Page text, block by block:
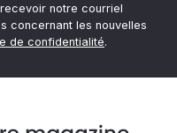
notre courriel
concernant les nouvelles
de confidentialité.